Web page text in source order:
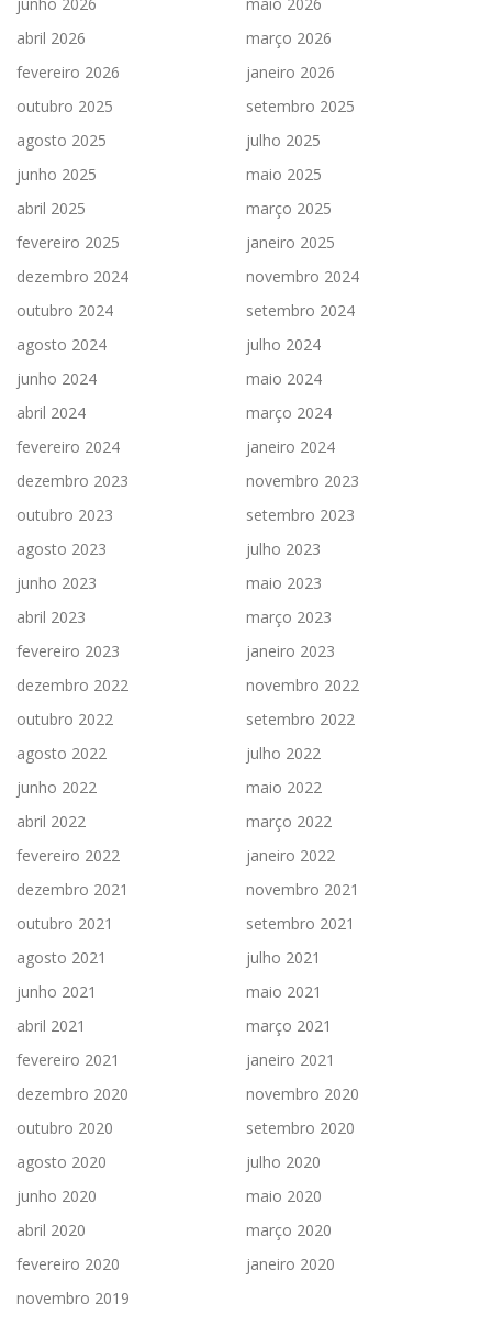
abril 2026
março 2026
fevereiro 2026
janeiro 2026
outubro 2025
setembro 2025
agosto 2025
julho 2025
junho 2025
maio 2025
abril 2025
março 2025
fevereiro 2025
janeiro 2025
dezembro 2024
novembro 2024
outubro 2024
setembro 2024
agosto 2024
julho 2024
junho 2024
maio 2024
abril 2024
março 2024
fevereiro 2024
janeiro 2024
dezembro 2023
novembro 2023
outubro 2023
setembro 2023
agosto 2023
julho 2023
junho 2023
maio 2023
abril 2023
março 2023
fevereiro 2023
janeiro 2023
dezembro 2022
novembro 2022
outubro 2022
setembro 2022
agosto 2022
julho 2022
junho 2022
maio 2022
abril 2022
março 2022
fevereiro 2022
janeiro 2022
dezembro 2021
novembro 2021
outubro 2021
setembro 2021
agosto 2021
julho 2021
junho 2021
maio 2021
abril 2021
março 2021
fevereiro 2021
janeiro 2021
dezembro 2020
novembro 2020
outubro 2020
setembro 2020
agosto 2020
julho 2020
junho 2020
maio 2020
abril 2020
março 2020
fevereiro 2020
janeiro 2020
novembro 2019